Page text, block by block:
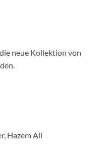
neue Kollektion von
Hazem Ali